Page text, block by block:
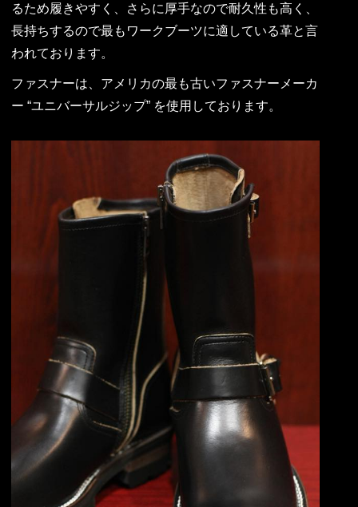
るため履きやすく、さらに厚手なので耐久性も高く、
長持ちするので最もワークブーツに適している革と言
われております。
ファスナーは、アメリカの最も古いファスナーメーカ
ー “ユニバーサルジップ” を使用しております。